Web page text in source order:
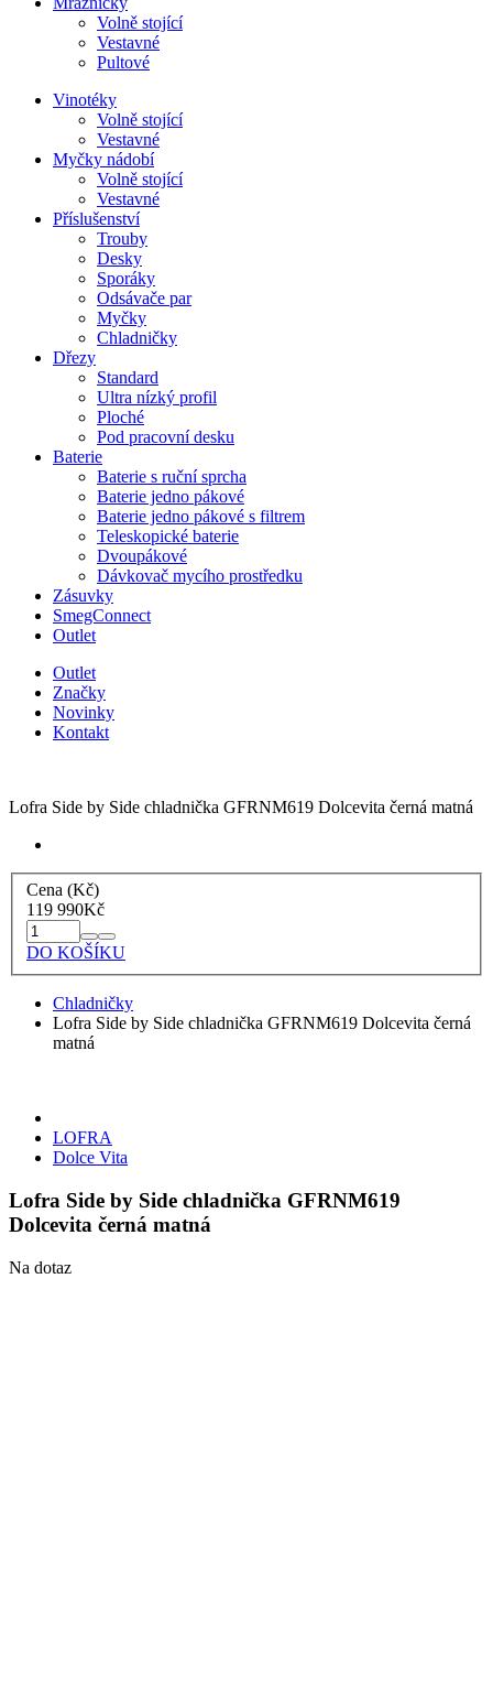
Volně stojící
Vestavné
Pultové
Vinotéky
Volně stojící
Vestavné
Myčky nádobí
Volně stojící
Vestavné
Příslušenství
Trouby
Desky
Sporáky
Odsávače par
Myčky
Chladničky
Dřezy
Standard
Ultra nízký profil
Ploché
Pod pracovní desku
Baterie
Baterie s ruční sprcha
Baterie jedno pákové
Baterie jedno pákové s filtrem
Teleskopické baterie
Dvoupákové
Dávkovač mycího prostředku
Zásuvky
SmegConnect
Outlet
Outlet
Značky
Novinky
Kontakt
Lofra Side by Side chladnička GFRNM619 Dolcevita černá matná
Cena (Kč)
119 990Kč
DO KOŠÍKU
Chladničky
Lofra Side by Side chladnička GFRNM619 Dolcevita černá
matná
LOFRA
Dolce Vita
Lofra Side by Side chladnička GFRNM619
Dolcevita černá matná
Na dotaz